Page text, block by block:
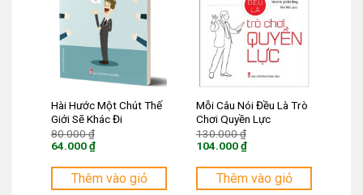
Hài Hước Một Chút Thế
Giới Sẽ Khác Đi
80.000₫
80.000 ₫.
64.000₫
hiện
là:
Thêm vào giỏ
Mỗi Câu Nói Đều Là Trò
Chơi Quyền Lực
130.000₫
130.000 ₫.
104.000₫
hiện
là:
Thêm vào giỏ